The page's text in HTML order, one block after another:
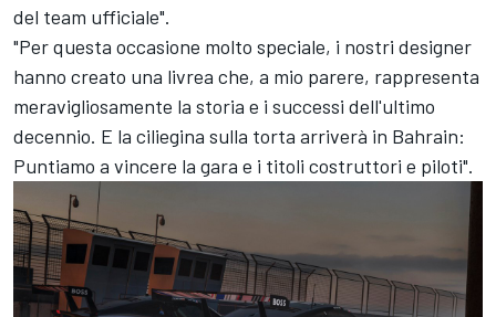
del team ufficiale".
"Per questa occasione molto speciale, i nostri designer
hanno creato una livrea che, a mio parere, rappresenta
meravigliosamente la storia e i successi dell'ultimo
decennio. E la ciliegina sulla torta arriverà in Bahrain:
Puntiamo a vincere la gara e i titoli costruttori e piloti".